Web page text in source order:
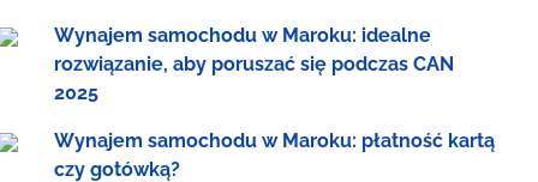
Wynajem samochodu w Maroku: idealne
rozwiązanie, aby poruszać się podczas CAN
2025
Wynajem samochodu w Maroku: płatność kartą
czy gotówką?